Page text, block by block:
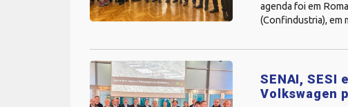
agenda foi em
(Confindustria), em
SENAI, SESI
Volkswagen